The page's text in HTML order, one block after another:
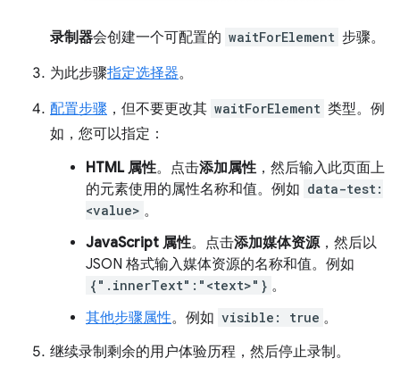
录制器会创建一个可配置的 waitForElement 步骤。
为此步骤指定选择器。
配置步骤 ，但不要更改其 waitForElement 类型。例
如，您可以指定：
HTML 属性。点击添加属性，然后输入此页面上
的元素使用的属性名称和值。例如 data-test:
<value> 。
JavaScript 属性。点击添加媒体资源，然后以
JSON 格式输入媒体资源的名称和值。例如
{".innerText":"<text>"} 。
其他步骤属性。例如 visible: true 。
继续录制剩余的用户体验历程，然后停止录制。